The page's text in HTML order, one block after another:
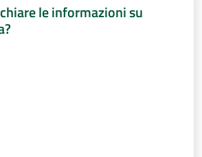
le informazioni su